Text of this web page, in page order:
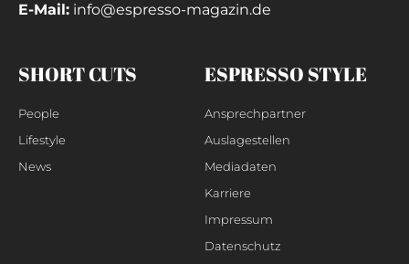
E-Mail: info@espresso-magazin.de
SHORT CUTS
People
Lifestyle
News
ESPRESSO STYLE
Ansprechpartner
Auslagestellen
Mediadaten
Karriere
Impressum
Datenschutz